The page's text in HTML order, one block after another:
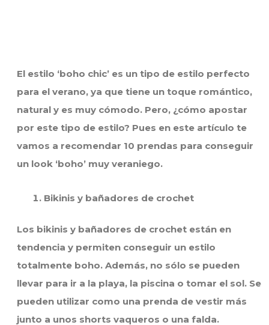
El estilo ‘boho chic’ es un tipo de estilo perfecto
para el verano, ya que tiene un toque romántico,
natural y es muy cómodo. Pero, ¿cómo apostar
por este tipo de estilo? Pues en este artículo te
vamos a recomendar 10 prendas para conseguir
un look ‘boho’ muy veraniego.
Bikinis y bañadores de crochet
Los bikinis y bañadores de crochet están en
tendencia y permiten conseguir un estilo
totalmente boho. Además, no sólo se pueden
llevar para ir a la playa, la piscina o tomar el sol. Se
pueden utilizar como una prenda de vestir más
junto a unos shorts vaqueros o una falda.